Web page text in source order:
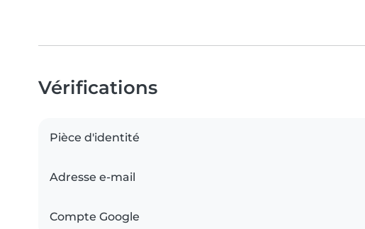
Vérifications
Pièce d'identité
Adresse e-mail
Compte Google